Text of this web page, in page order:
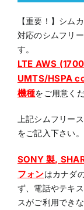
【重要！】シム
対応のシムフリ
す。
LTE AWS
UMTS/HSPA
機種をご用意くだ
上記シムフリー
をご記入下さい。
SONY 製,
フォンはカナダ
ず、電話やテキ
スがご利用でき